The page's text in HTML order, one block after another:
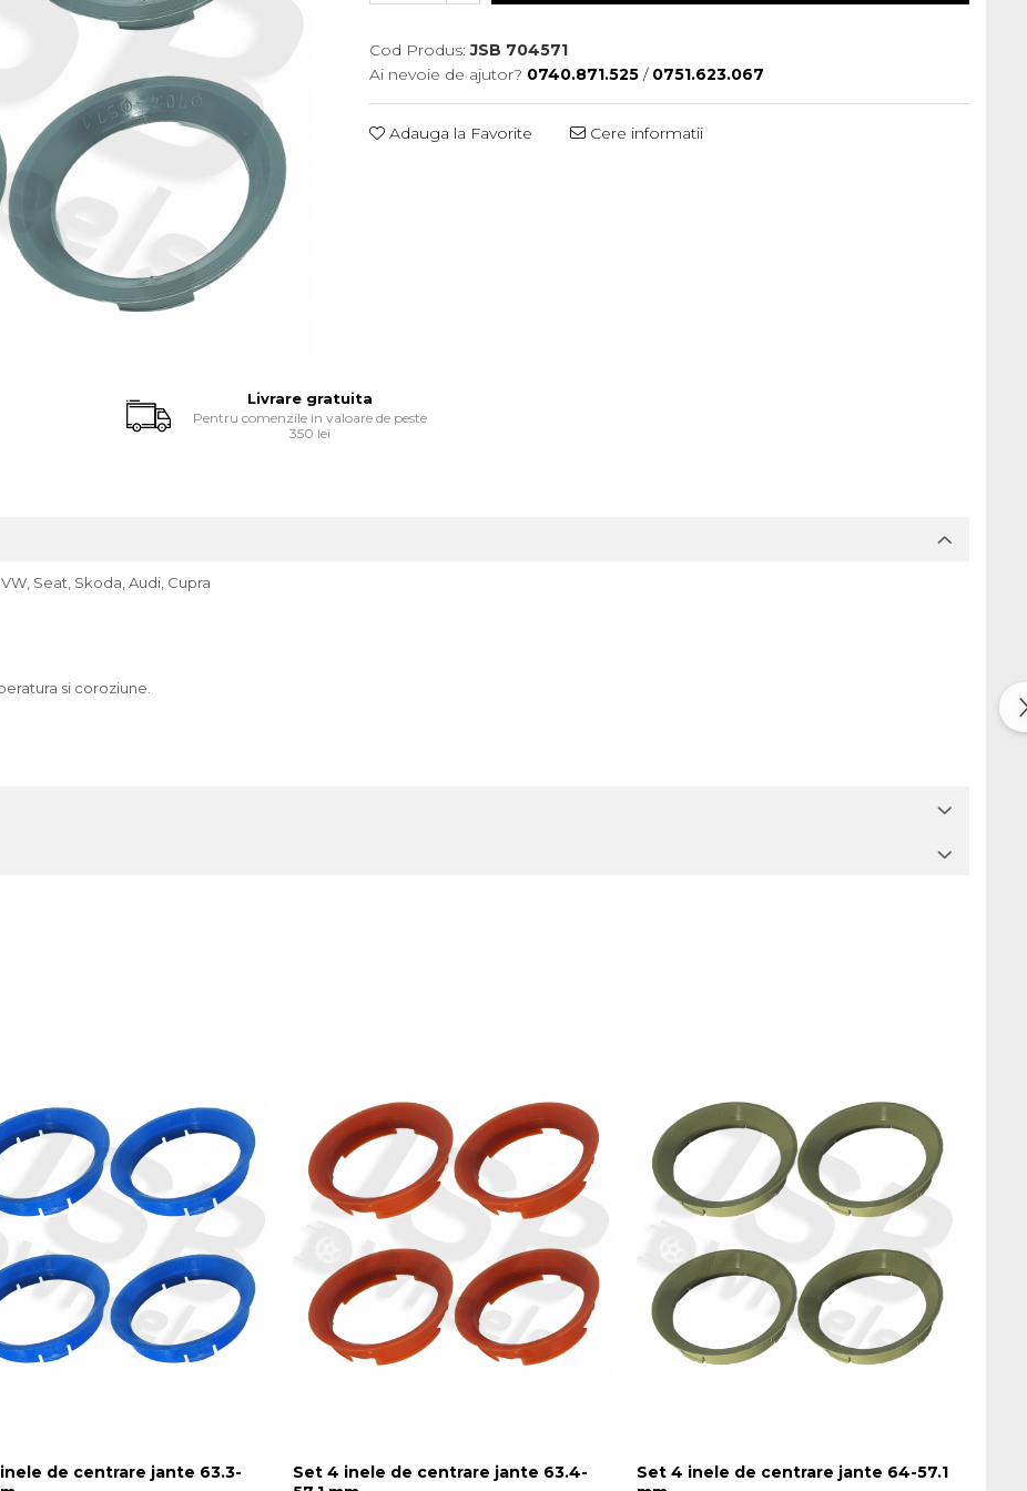
Cod Produs: JSB 704571
Ai nevoie de ajutor? 0740.871.525 / 0751.623.067
Adauga la Favorite Cere informatii
Livrare gratuita
Pentru comenzile in valoare de peste
350 lei
Seat, Skoda, Audi, Cupra
si coroziune.
de centrare jante 63.3-
Set 4 inele de centrare jante 63.4-
Set 4 inele de centrare jante 64-57.1